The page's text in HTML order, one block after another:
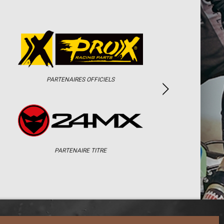
PARTENAIRES OFFICIELS
PARTENAIRE TITRE